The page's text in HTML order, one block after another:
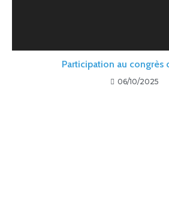
Participation au congrès
06/10/2025